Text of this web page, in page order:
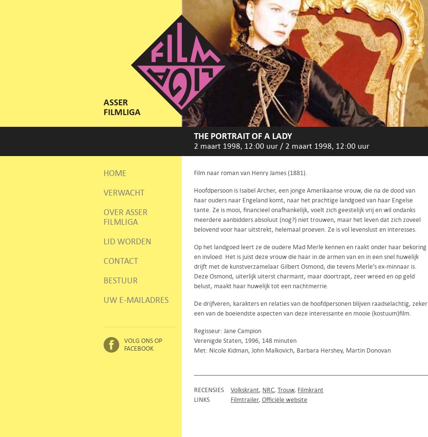
ASSER
FILMLIGA
THE PORTRAIT OF A LADY
2 maart 1998, 12:00 uur / 2 maart 1998, 12:00 uur
HOME
VERWACHT
OVER ASSER
FILMLIGA
LID WORDEN
CONTACT
BESTUUR
UW E-MAILADRES
VOLG ONS OP
FACEBOOK
Film naar roman van Henry James (1881).
Hoofdpersoon is Isabel Archer, een jonge Amerikaanse vrouw, die na de dood van
haar ouders naar Engeland komt, naar het prachtige landgoed van haar Engelse
tante. Ze is mooi, financieel onafhankelijk, voelt zich geestelijk vrij en wil ondanks
meerdere aanbidders absoluut (nog?) niet trouwen, maar het leven dat zich zoveel
belovend voor haar uitstrekt, helemaal proeven. Ze is vol levenslust en interesses.
Op het landgoed leert ze de oudere Mad Merle kennen en raakt onder haar bekoring
en invloed. Het is juist deze vrouw die haar in de armen van en in een snel huwelijk
drijft met de kunstverzamelaar Gilbert Osmond, die tevens Merle’s ex-minnaar is.
Deze Osmond, uiterlijk uiterst charmant, maar doortrapt, zeer wreed en op geld
belust, maakt haar huwelijk tot een nachtmerrie.
De drijfveren, karakters en relaties van de hoofdpersonen blijven raadselachtig, zeker
een van de boeiendste aspecten van deze interessante en mooie (kostuum)film.
Regisseur: Jane Campion
Verenigde Staten, 1996, 148 minuten
Met: Nicole Kidman, John Malkovich, Barbara Hershey, Martin Donovan
RECENSIES Volkskrant NRC Trouw Filmkrant
LINKS
Filmtrailer Officiële website